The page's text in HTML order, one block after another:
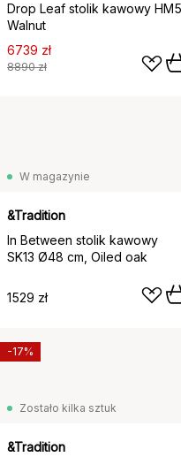
Drop Leaf stolik kawowy HM5,
Walnut
6739 zł
8890 zł
W magazynie
&Tradition
In Between stolik kawowy
SK13 Ø48 cm, Oiled oak
1529 zł
Zostało kilka sztuk
&Tradition
-17%